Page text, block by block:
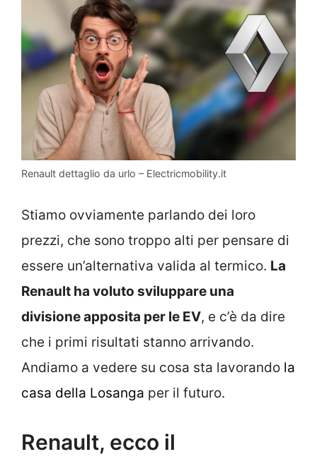
Renault dettaglio da urlo – Electricmobility.it
Stiamo ovviamente parlando dei loro
prezzi, che sono troppo alti per pensare di
essere un’alternativa valida al termico. La
Renault ha voluto sviluppare una
divisione apposita per le EV, e c’è da dire
che i primi risultati stanno arrivando.
Andiamo a vedere su cosa sta lavorando la
casa della Losanga per il futuro.
Renault, ecco il